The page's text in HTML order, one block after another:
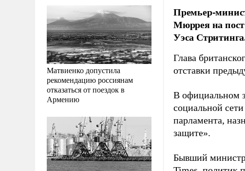
Матвиенко допустила
рекомендацию россиянам
отказаться от поездок в
Армению
Премьер-
Мюррея на пост
Уэса
Глава
отставки
В официальном
социальной
парламента,
защите».
Бывший министр